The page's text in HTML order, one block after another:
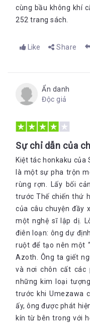
cùng bầu không khí
252 trang sách.
Like Share
Ẩn danh
Độc giả
Sự chỉ dẫn của
Kiệt tác honkaku của
là một sự pha trộn
rùng rợn. Lấy bối
trước Thế chiến thứ
của câu chuyện đầy
một nghệ sĩ lập dị.
điên loạn: ông dự
ruột để tạo nên một
Azoth. Ông ta giết
và nơi chôn cất các
những kim loại
trước khi Umezawa
ấy, ông được phát
kín từ bên trong với